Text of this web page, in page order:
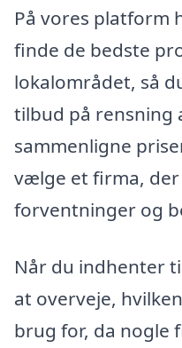
På vores platform
finde de bedste
lokalområdet, så
tilbud på rensning
sammenligne
vælge et firma,
forventninger og
Når du indhenter
at overveje,
brug for, da nogle